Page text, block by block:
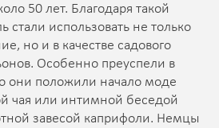
50 лет. Благодаря такой
стали использовать не только
но и в качестве садового
Особенно преуспели в
они положили начало моде
чая или интимной беседой
завесой каприфоли. Немцы